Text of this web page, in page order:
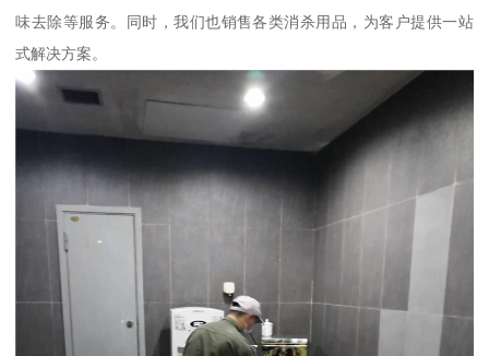
味去除等服务。同时，我们也销售各类消杀用品，为客户提供一站
式解决方案。